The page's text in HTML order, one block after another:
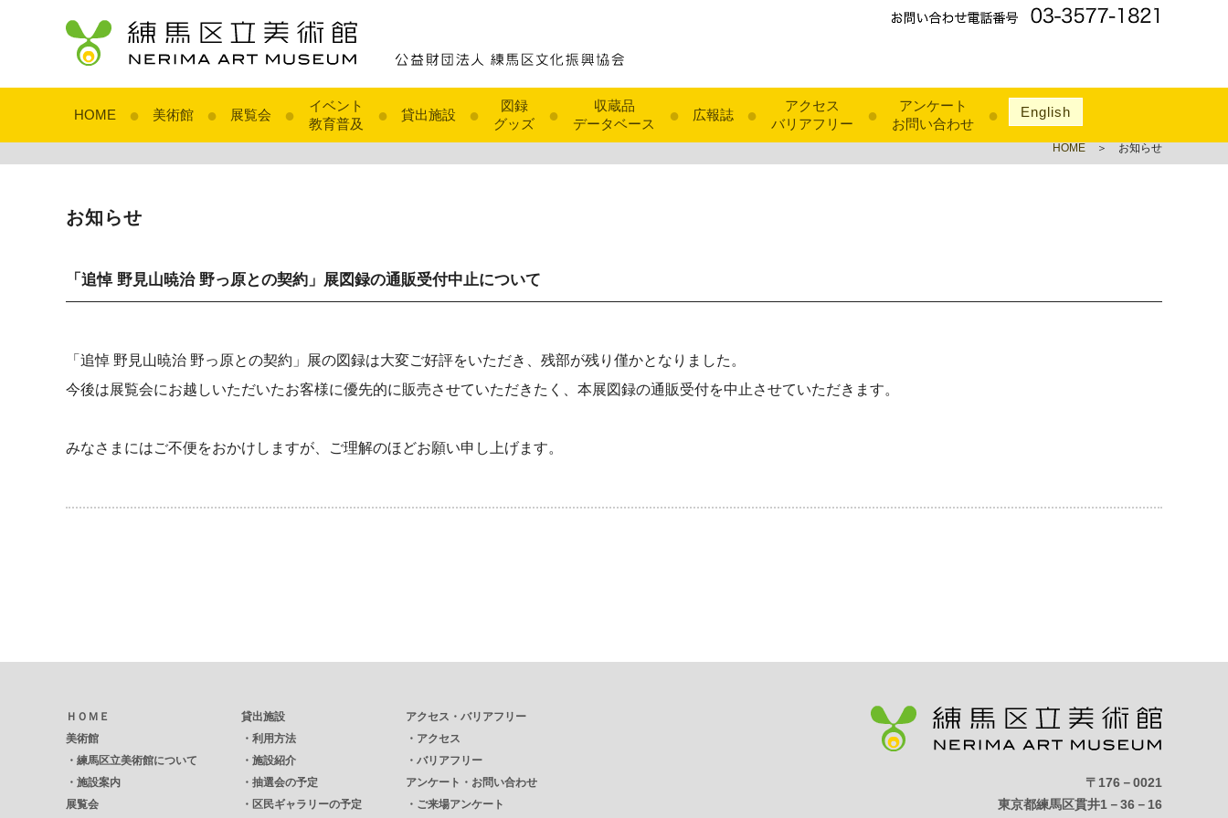
HOME ● 美術館 ● 展覧会 ●
イベント
教育普及
● 貸出施設 ●
図録
グッズ
●
収蔵品
データベース
● 広報誌 ●
アクセス
バリアフリー
●
アンケート
お問い合わせ
● English
HOME ＞ お知らせ
お知らせ
「追悼 野見山暁治 野っ原との契約」展図録の通販受付中止について
「追悼 野見山暁治 野っ原との契約」展の図録は大変ご好評をいただき、残部が残り僅かとなりました。
今後は展覧会にお越しいただいたお客様に優先的に販売させていただきたく、本展図録の通販受付を中止させていただきます。
みなさまにはご不便をおかけしますが、ご理解のほどお願い申し上げます。
ＨＯＭＥ
美術館
・ 練馬区立美術館について
・ 施設案内
展覧会
貸出施設
・ 利用方法
・ 施設紹介
・ 抽選会の予定
・ 区民ギャラリーの予定
アクセス・バリアフリー
・ アクセス
・ バリアフリー
アンケート・お問い合わせ
・ ご来場アンケート
〒176－0021
東京都練馬区貫井1－36－16